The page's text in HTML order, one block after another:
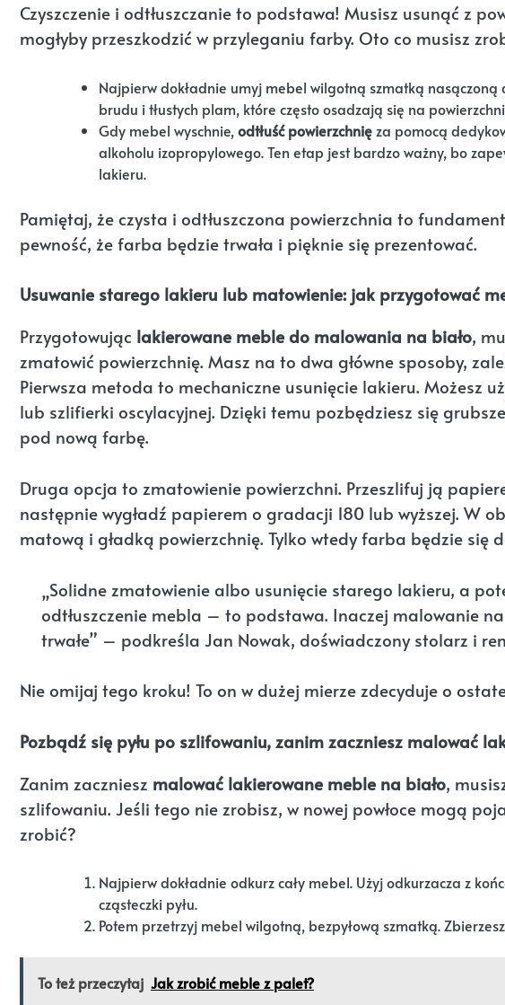
Czyszczenie i odtłuszczanie to podstawa! Musisz usunąć z
mogłyby przeszkodzić w przyleganiu farby. Oto co musisz
Najpierw dokładnie umyj mebel wilgotną szmatką nasączoną
brudu i tłustych plam, które często osadzają się na
Gdy mebel wyschnie, odtłuść powierzchnię za pomocą
alkoholu izopropylowego. Ten etap jest bardzo ważny, bo
lakieru.
Pamiętaj, że czysta i odtłuszczona powierzchnia to
pewność, że farba będzie trwała i pięknie się prezentować.
Usuwanie starego lakieru lub matowienie: jak przygotować
Przygotowując lakierowane meble do malowania na biało,
zmatowić powierzchnię. Masz na to dwa główne sposoby,
Pierwsza metoda to mechaniczne usunięcie lakieru. Możesz
lub szlifierki oscylacyjnej. Dzięki temu pozbędziesz się
pod nową farbę.
Druga opcja to zmatowienie powierzchni. Przeszlifuj ją
następnie wygładź papierem o gradacji 180 lub wyższej. W
matową i gładką powierzchnię. Tylko wtedy farba będzie się
„Solidne zmatowienie albo usunięcie starego lakieru, a
odtłuszczenie mebla – to podstawa. Inaczej malowanie
trwałe” – podkreśla Jan Nowak, doświadczony stolarz i
Nie omijaj tego kroku! To on w dużej mierze zdecyduje o
Pozbądź się pyłu po szlifowaniu, zanim zaczniesz malować
Zanim zaczniesz malować lakierowane meble na biało,
szlifowaniu. Jeśli tego nie zrobisz, w nowej powłoce mogą
zrobić?
Najpierw dokładnie odkurz cały mebel. Użyj odkurzacza z
cząsteczki pyłu.
Potem przetrzyj mebel wilgotną, bezpyłową szmatką.
To też przeczytaj Jak zrobić meble z palet?